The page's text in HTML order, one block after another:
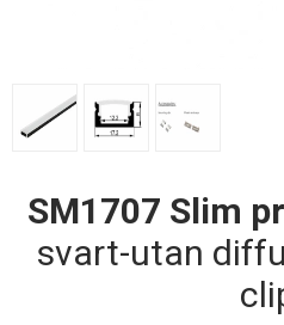
SM1707 Slim
svart-utan